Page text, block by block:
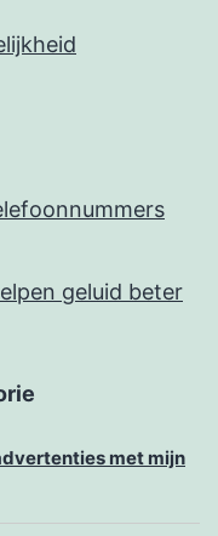
geluid beter
met mijn